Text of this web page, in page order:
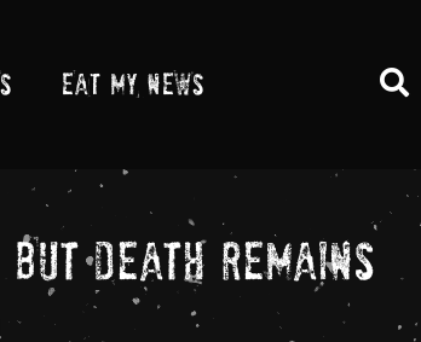
EAT MY NEWS
Death Remains